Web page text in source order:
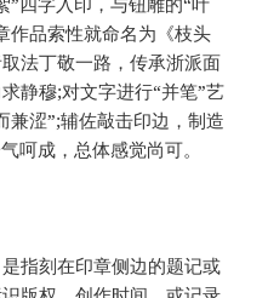
作品索性就命名为《枝头
法丁敬一路，传承浙派面
静穆;对文字进行“并笔”艺
兼涩”;辅佐敲击印边，制造
呵成，总体感觉尚可。
指刻在印章侧边的题记或